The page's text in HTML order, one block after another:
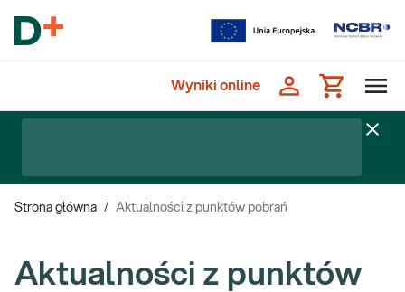
Wyniki online
Strona główna / Aktualności z punktów pobrań
Aktualności z punktów